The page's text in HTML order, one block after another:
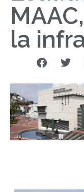
la